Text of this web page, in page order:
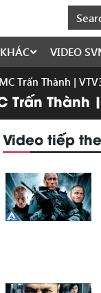
VIDEO
Trấn Thành |
Trấn Thành
Video tiếp